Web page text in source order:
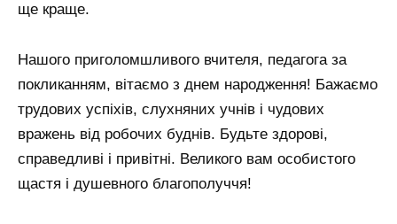
ще краще.
Нашого приголомшливого вчителя, педагога за
покликанням, вітаємо з днем ​​народження! Бажаємо
трудових успіхів, слухняних учнів і чудових
вражень від робочих буднів. Будьте здорові,
справедливі і привітні. Великого вам особистого
щастя і душевного благополуччя!